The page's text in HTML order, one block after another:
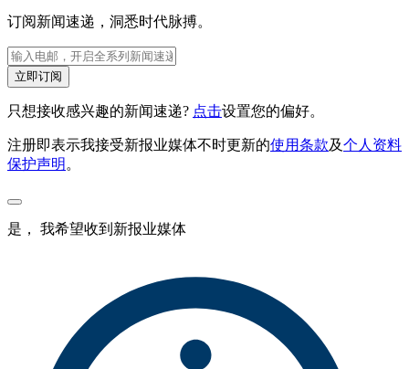
订阅新闻速递，洞悉时代脉搏。
立即订阅
只想接收感兴趣的新闻速递? 点击设置您的偏好。
注册即表示我接受新报业媒体不时更新的使用条款及个人资料
保护声明 。
是， 我希望收到新报业媒体